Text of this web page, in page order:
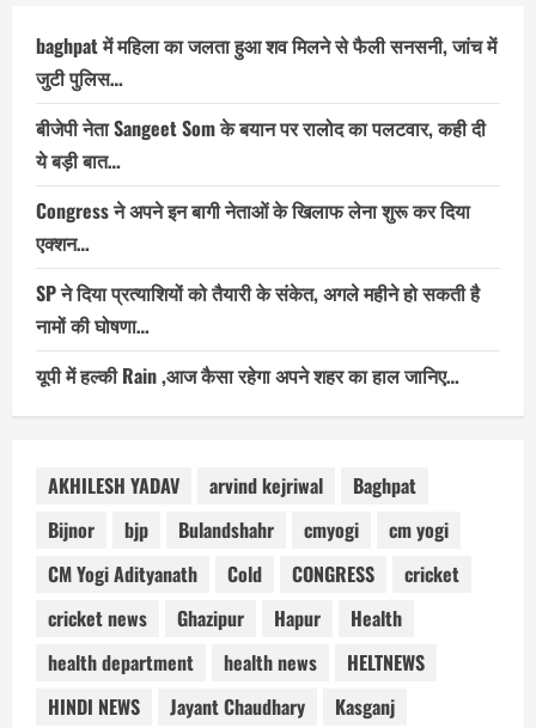
baghpat में महिला का जलता हुआ शव मिलने से फैली सनसनी, जांच में
जुटी पुलिस…
बीजेपी नेता Sangeet Som के बयान पर रालोद का पलटवार, कही दी
ये बड़ी बात…
Congress ने अपने इन बागी नेताओं के खिलाफ लेना शुरू कर दिया
एक्शन…
SP ने दिया प्रत्याशियों को तैयारी के संकेत, अगले महीने हो सकती है
नामों की घोषणा…
यूपी में हल्की Rain ,आज कैसा रहेगा अपने शहर का हाल जानिए…
AKHILESH YADAV arvind kejriwal
Baghpat
Bijnor
bjp Bulandshahr cmyogi
cm yogi
CM Yogi Adityanath
Cold CONGRESS
cricket
cricket news
Ghazipur Hapur
Health
health department
health news
HELTNEWS
HINDI NEWS
Jayant Chaudhary
Kasganj